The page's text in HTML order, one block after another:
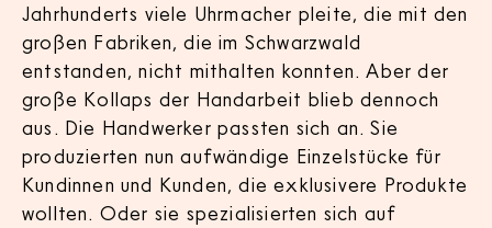
Jahrhunderts viele Uhrmacher pleite, die mit den
großen Fabriken, die im Schwarzwald
entstanden, nicht mithalten konnten. Aber der
große Kollaps der Handarbeit blieb dennoch
aus. Die Handwerker passten sich an. Sie
produzierten nun aufwändige Einzelstücke für
Kundinnen und Kunden, die exklusivere Produkte
wollten. Oder sie spezialisierten sich auf